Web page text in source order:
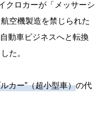
クロカーが「メッサーシ
空機製造を禁じられた
動車ビジネスへと転換
た。
カー”（超小型車）の代